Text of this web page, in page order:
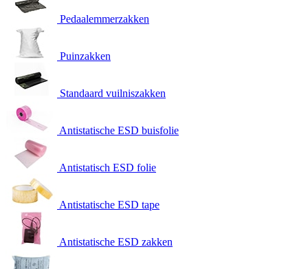
Pedaalemmerzakken
Puinzakken
Standaard vuilniszakken
Antistatische ESD buisfolie
Antistatisch ESD folie
Antistatische ESD tape
Antistatische ESD zakken